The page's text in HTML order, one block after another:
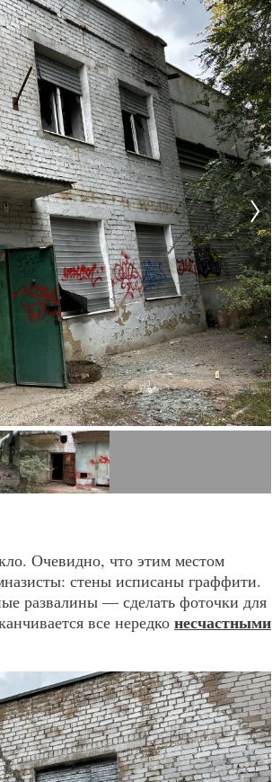
Очевидно, что этим местом
стены исписаны граффити.
развалины — сделать фоточки для
все нередко несчастными